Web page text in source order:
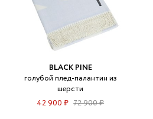
BLACK PINE
голубой плед-палантин из
шерсти
42 900 ₽ 72 900 ₽